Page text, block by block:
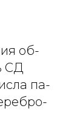
об-
СД
па-